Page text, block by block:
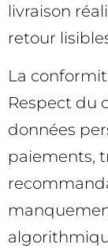
livraison
retour
La
Respect du
données
paiements,